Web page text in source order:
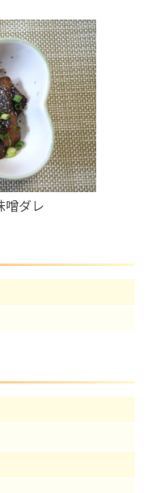
噌ダレ
援
座・クラス
を希望される方へ
ル